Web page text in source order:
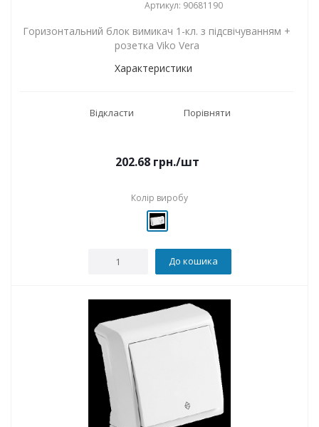
Артикул: 90681190
Горизонтальний блок вимикач 1-кл. з підсвічуванням +
розетка Viko Vera
Характеристики
Відкласти Порівняти
202.68грн./шт
Колір виробу
До кошика